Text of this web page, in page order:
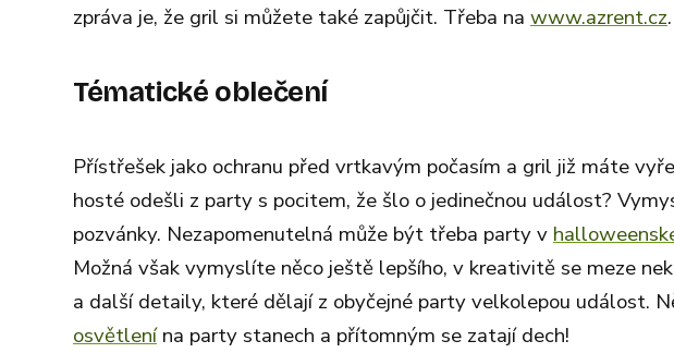
zpráva je, že gril si můžete také zapůjčit. Třeba na www.azrent.cz.
Tématické oblečení
Přístřešek jako ochranu před vrtkavým počasím a gril již máte
hosté odešli z party s pocitem, že šlo o jedinečnou událost?
pozvánky. Nezapomenutelná může být třeba party v
Možná však vymyslíte něco ještě lepšího, v kreativitě se meze
a další detaily, které dělají z obyčejné party velkolepou událost.
osvětlenína party stanech a přítomným se zatají dech!